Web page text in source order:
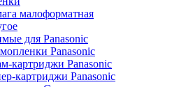
малоформатная
для Panasonic
Panasonic
картриджи Panasonic
картриджи Panasonic